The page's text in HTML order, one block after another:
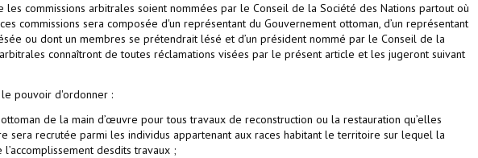
les commissions arbitrales soient nommées par le Conseil de la Société des Nations partout où
commissions sera composée d'un représentant du Gouvernement ottoman, d’un représentant
ou dont un membres se prétendrait lésé et d’un président nommé par le Conseil de la
connaîtront de toutes réclamations visées par le présent article et les jugeront suivant
pouvoir d'ordonner :
de la main d’œuvre pour tous travaux de reconstruction ou la restauration qu’elles
sera recrutée parmi les individus appartenant aux races habitant le territoire sur lequel la
desdits travaux ;